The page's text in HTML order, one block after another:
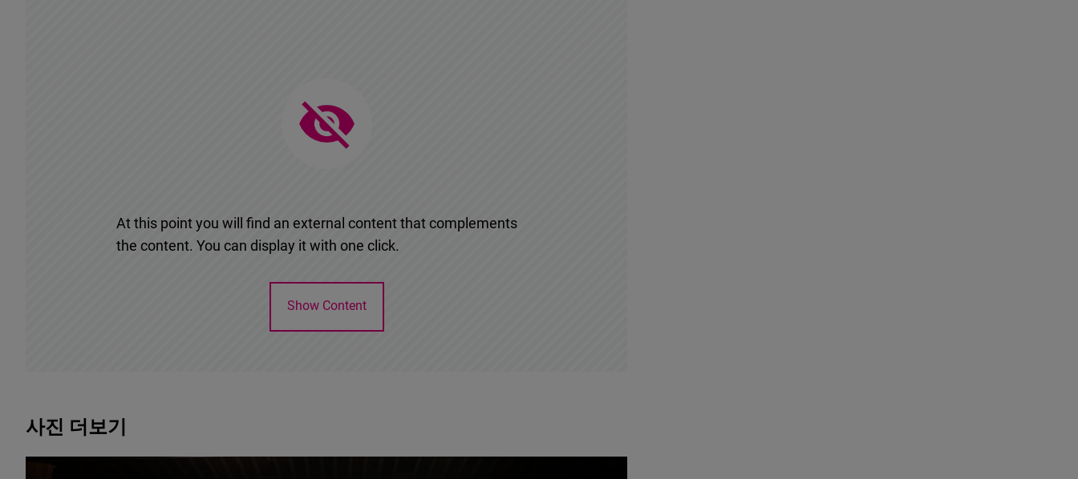
At this point you will find an external content that complements
the content. You can display it with one click.
Show Content
사진 더보기